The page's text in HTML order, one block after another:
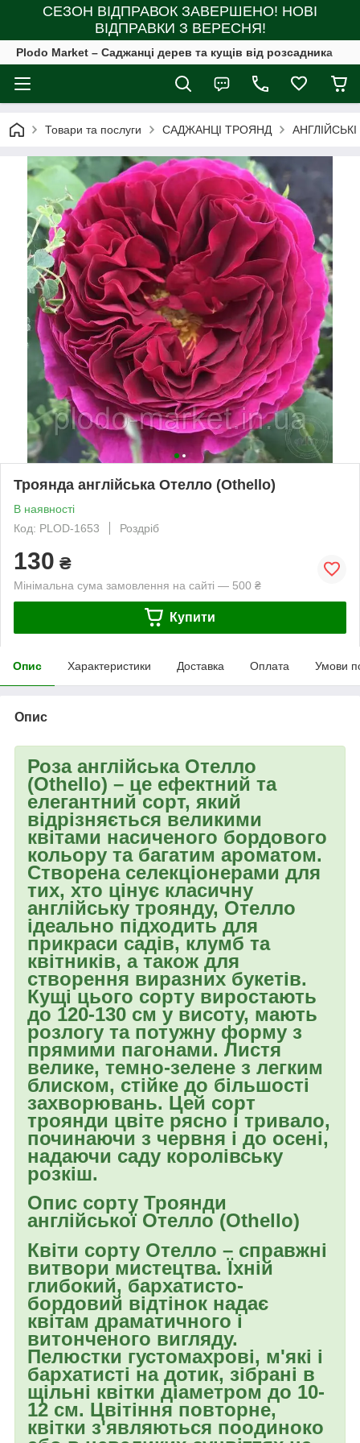
СЕЗОН ВІДПРАВОК ЗАВЕРШЕНО! НОВІ
ВІДПРАВКИ З ВЕРЕСНЯ!
Plodo Market – Саджанці дерев та кущів від розсадника
Товари та послуги САДЖАНЦІ ТРОЯНД
Троянда англійська Отелло (Othello)
В наявності
Код: PLOD-1653
Роздріб
130 ₴
Мінімальна сума замовлення на сайті — 500 ₴
Купити
Опис Характеристики Доставка Оплата Умови
Опис
Роза англійська Отелло
(Othello) – це ефектний та
елегантний сорт, який
відрізняється великими
квітами насиченого бордового
кольору та багатим ароматом.
Створена селекціонерами для
тих, хто цінує класичну
англійську троянду, Отелло
ідеально підходить для
прикраси садів, клумб та
квітників, а також для
створення виразних букетів.
Кущіцього сорту виростають
до 120-130 см у висоту, мають
розлогу та потужну форму з
прямими пагонами. Листя
велике, темно-зелене з легким
блиском, стійке до більшості
захворювань. Цей сорт
троянди цвіте рясно і тривало,
починаючи з червня і до осені,
надаючи саду королівську
розкіш.
Опис сорту Троянди
англійської Отелло (Othello)
Квіти сорту Отелло – справжні
витвори мистецтва. Їхній
глибокий, бархатисто-
бордовий відтінок надає
квітам драматичного і
витонченого вигляду.
Пелюстки густомахрові, м'які і
бархатисті на дотик, зібрані в
щільні квітки діаметром до 10-
12 см. Цвітіння повторне,
квітки з'являються поодиноко